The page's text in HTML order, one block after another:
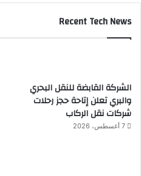
Recent Tech News
الشركة القابضة للنقل البحري
والبري تعلن إتاحة حجز رحلات
شركات نقل الركاب
7 أغسطس، 2026